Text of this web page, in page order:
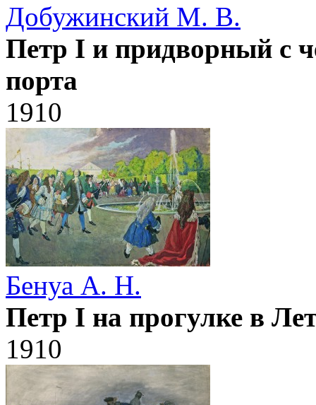
Добужинский М. В.
Петр I и придворный с
порта
1910
Бенуа А. Н.
Петр I на прогулке в
1910